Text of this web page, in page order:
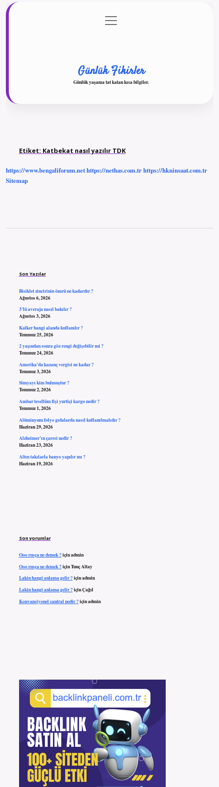
Gizlilik Politikası
menüyü
aç
Günlük Fikirler
Günlük yaşama tat katan kısa bilgiler.
Etiket: Katbekat nasıl yazılır TDK
https://www.bengaliforum.nethttps://nethas.com.trhttps://hkninsaat.com.tr
Sitemap
Son Yazılar
Bisiklet zincirinin ömrü ne kadardır ?
Ağustos 6, 2026
3’lü averaja nasıl bakılır ?
Ağustos 3, 2026
Kalker hangi alanda kullanılır ?
Temmuz 25, 2026
2 yaşından sonra göz rengi değişebilir mi ?
Temmuz 24, 2026
Amerika’da kazanç vergisi ne kadar ?
Temmuz 3, 2026
Simyayı kim bulmuştur ?
Temmuz 2, 2026
Ambar tesellüm fişi yurtiçi kargo nedir ?
Temmuz 1, 2026
Alüminyum folyo gıdalarda nasıl kullanılmalıdır ?
Haziran 29, 2026
Alzheimer’ın çaresi nedir ?
Haziran 23, 2026
Altın takılarla banyo yapılır mı ?
Haziran 19, 2026
Son yorumlar
Ooo rusça ne demek ?içinadmin
Ooo rusça ne demek ?içinTunç Altay
Lakin hangi anlama gelir ?içinadmin
Lakin hangi anlama gelir ?içinÇağıl
Konvansiyonel santral nedir ?içinadmin